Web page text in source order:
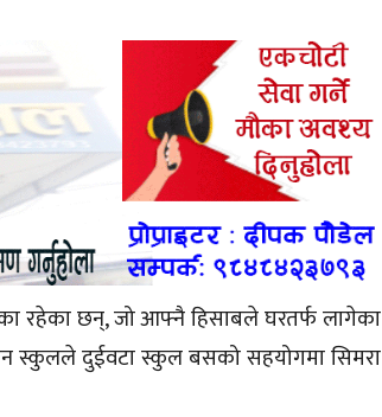
रहेका छन्, जो आफ्नै हिसाबले घरतर्फ लागेका
स्कुलले दुईवटा स्कुल बसको सहयोगमा सिमरा